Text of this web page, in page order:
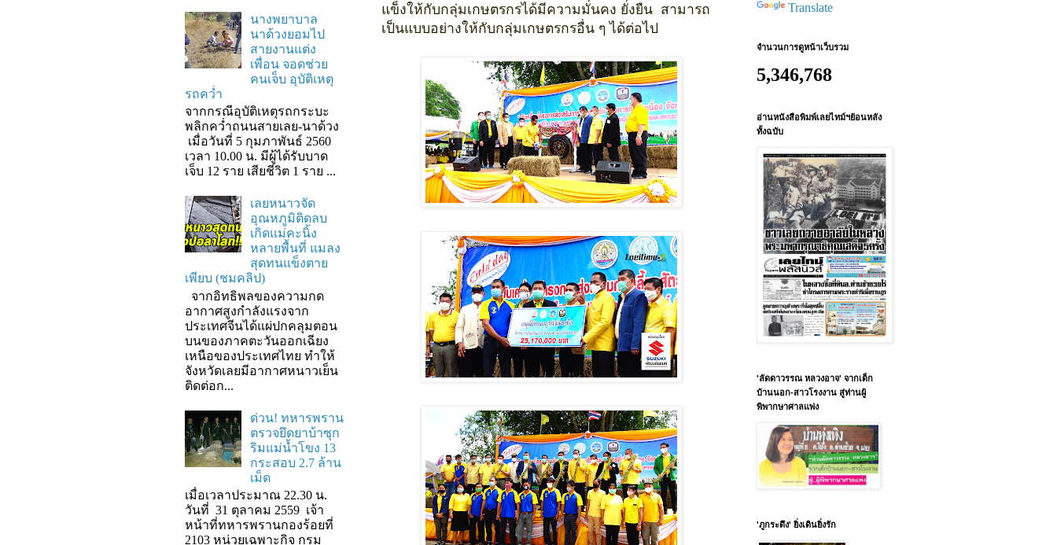
แข็งให้กับกลุ่มเกษตรกรได้มีความมั่นคง ยั่งยืน สามารถ
เป็นแบบอย่างให้กับกลุ่มเกษตรกรอื่น ๆ ได้ต่อไป
นางพยาบาล
นาด้วงยอมไป
สายงานแต่ง
เพื่อน จอดช่วย
คนเจ็บ อุบัติเหตุ
รถคว่ำ
จากกรณีอุบัติเหตุรถกระบะ
พลิกคว่ำถนนสายเลย-นาด้วง
เมื่อวันที่ 5 กุมภาพันธ์ 2560
เวลา 10.00 น. มีผู้ได้รับบาด
เจ็บ 12 ราย เสียชีวิต 1 ราย ...
เลยหนาวจัด
อุณหภูมิติดลบ
เกิดแม่คะนิ้ง
หลายพื้นที่ แมลง
สุดทนแข็งตาย
เพียบ (ชมคลิป)
จากอิทธิพลของความกด
อากาศสูงกำลังแรงจาก
ประเทศจีนได้แผ่ปกคลุมตอน
บนของภาคตะวันออกเฉียง
เหนือของประเทศไทย ทำให้
จังหวัดเลยมีอากาศหนาวเย็น
ติดต่อก...
ด่วน! ทหารพราน
ตรวจยึดยาบ้าซุก
ริมแม่น้ำโขง 13
กระสอบ 2.7 ล้าน
เม็ด
เมื่อเวลาประมาณ 22.30 น.
วันที่ 31 ตุลาคม 2559 เจ้า
หน้าที่ทหารพรานกองร้อยที่
2103 หน่วยเฉพาะกิจ กรม
Translate
จำนวนการดูหน้าเว็บรวม
5,346,768
อ่านหนังสือพิมพ์เลยไทม์ฯย้อนหลัง
ทั้งฉบับ
'ลัดดาวรรณ หลวงอาจ' จากเด็ก
บ้านนอก-สาวโรงงาน สู่ท่านผู้
พิพากษาศาลแพ่ง
'ภูกระดึง' ยิ่งเดินยิ่งรัก